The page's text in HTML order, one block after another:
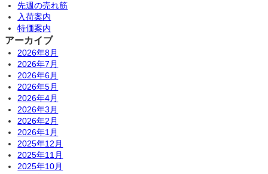
先週の売れ筋
入荷案内
特価案内
アーカイブ
2026年8月
2026年7月
2026年6月
2026年5月
2026年4月
2026年3月
2026年2月
2026年1月
2025年12月
2025年11月
2025年10月